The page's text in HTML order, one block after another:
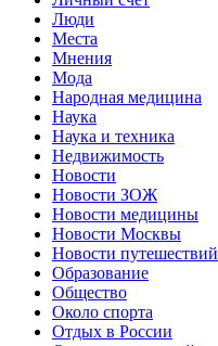
Люди
Места
Мнения
Мода
Народная медицина
Наука
Наука и техника
Недвижимость
Новости
Новости ЗОЖ
Новости медицины
Новости Москвы
Новости путешествий
Образование
Общество
Около спорта
Отдых в России